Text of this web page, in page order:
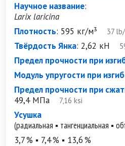
Научное название:
Larix laricina
Плотность: 595 кг/м³ 37
Твёрдость Янка: 2,62 кН
Предел прочности при
Модуль упругости при
Предел прочности при
49,4 МПа 7,16 ksi
Усушка
(радиальная ▪ тангенциальная ▪
3,7 % ▪ 7,4 % ▪ 13,6 %